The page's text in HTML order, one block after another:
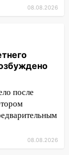
08.08.2026
после
08.08.2026